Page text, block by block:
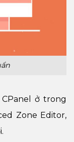
ở trong
Zone Editor,